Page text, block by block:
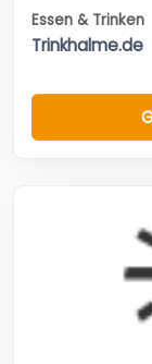
Essen & Trinken
Trinkhalme.de